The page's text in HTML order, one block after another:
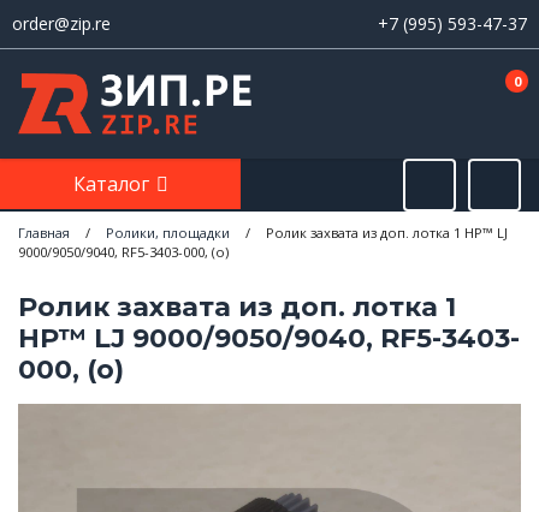
order@zip.re +7 (995) 593-47-37
0
Каталог
Главная / Ролики, площадки /
Ролик захвата из доп. лотка 1 HP™ LJ
9000/9050/9040, RF5-3403-000, (o)
Ролик захвата из доп. лотка 1
HP™ LJ 9000/9050/9040, RF5-3403-
000, (o)